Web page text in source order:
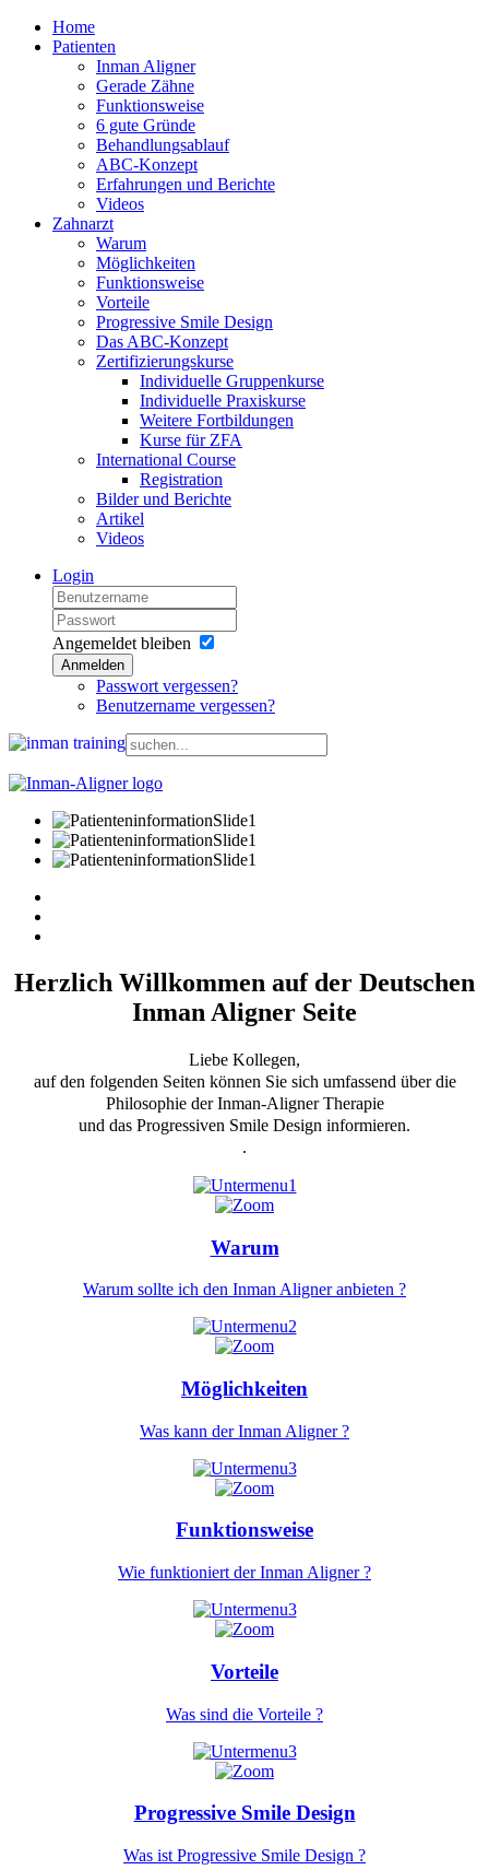
Home
Patienten
Inman Aligner
Gerade Zähne
Funktionsweise
6 gute Gründe
Behandlungsablauf
ABC-Konzept
Erfahrungen und Berichte
Videos
Zahnarzt
Warum
Möglichkeiten
Funktionsweise
Vorteile
Progressive Smile Design
Das ABC-Konzept
Zertifizierungskurse
Individuelle Gruppenkurse
Individuelle Praxiskurse
Weitere Fortbildungen
Kurse für ZFA
International Course
Registration
Bilder und Berichte
Artikel
Videos
Login
Angemeldet bleiben
Anmelden
Passwort vergessen?
Benutzername vergessen?
Herzlich Willkommen auf der Deutschen
Inman Aligner Seite
Liebe Kollegen,
auf den folgenden Seiten können Sie sich umfassend über die
Philosophie der Inman-Aligner Therapie
und das Progressiven Smile Design informieren.
.
Warum
Warum sollte ich den Inman Aligner anbieten ?
Möglichkeiten
Was kann der Inman Aligner ?
Funktionsweise
Wie funktioniert der Inman Aligner ?
Vorteile
Was sind die Vorteile ?
Progressive Smile Design
Was ist Progressive Smile Design ?